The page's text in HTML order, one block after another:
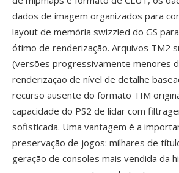
dados de imagem organizados para
layout de memória swizzled do GS
ótimo de renderização. Arquivos TM2
(versões progressivamente menores
renderização de nível de detalhe
recurso ausente do formato TIM
capacidade do PS2 de lidar com
sofisticada. Uma vantagem é a
preservação de jogos: milhares de
geração de consoles mais vendida da